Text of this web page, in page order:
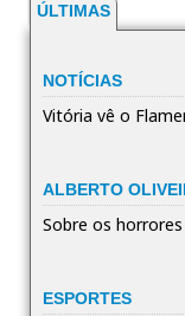
ÚLTIMAS
NOTÍCIAS
Vitória vê o
ALBERTO
Sobre os
ESPORTES